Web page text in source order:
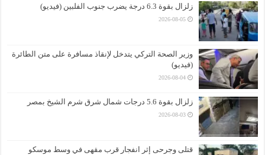
زلزال بقوة 6.3 درجة يضرب جنوب الفلبين (فيديو)
2026-08-05
وزير الصحة التركي يتدخل لإنقاذ مسافرة على متن الطائرة
(فيديو)
2026-08-04
زلزال بقوة 5.6 درجات شمال شرق شرم الشيخ بمصر
2026-08-03
قتلى وجرحى إثر انفجار قرب مقهى في وسط موسكو